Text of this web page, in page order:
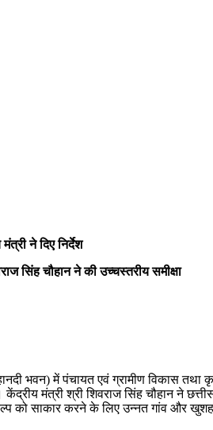
ने दिए निर्देश
सिंह चौहान ने की उच्चस्तरीय समीक्षा
भवन) में पंचायत एवं ग्रामीण विकास तथा
मंत्री श्री शिवराज सिंह चौहान ने
को साकार करने के लिए उन्नत गांव और